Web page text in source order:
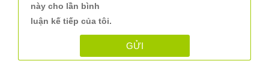
này cho lần bình
luận kế tiếp của tôi.